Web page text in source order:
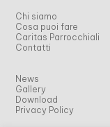
Chi siamo
Cosa puoi fare
Caritas Parrocchiali
Contatti
News
Gallery
Download
Privacy Policy